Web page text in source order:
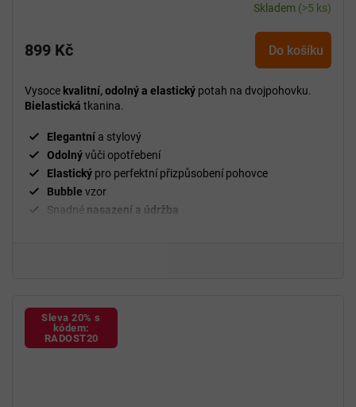
Skladem (>5 ks)
899 Kč Do košíku
Vysoce kvalitní, odolný a elastický potah na dvojpohovku.
Bielastická tkanina.
Elegantní a stylový
Odolnývůči opotřebení
Elastický pro perfektní přizpůsobení pohovce
Bubble vzor
Snadné nasazení a údržba
Sleva 20% s
kódem:
RADOST20